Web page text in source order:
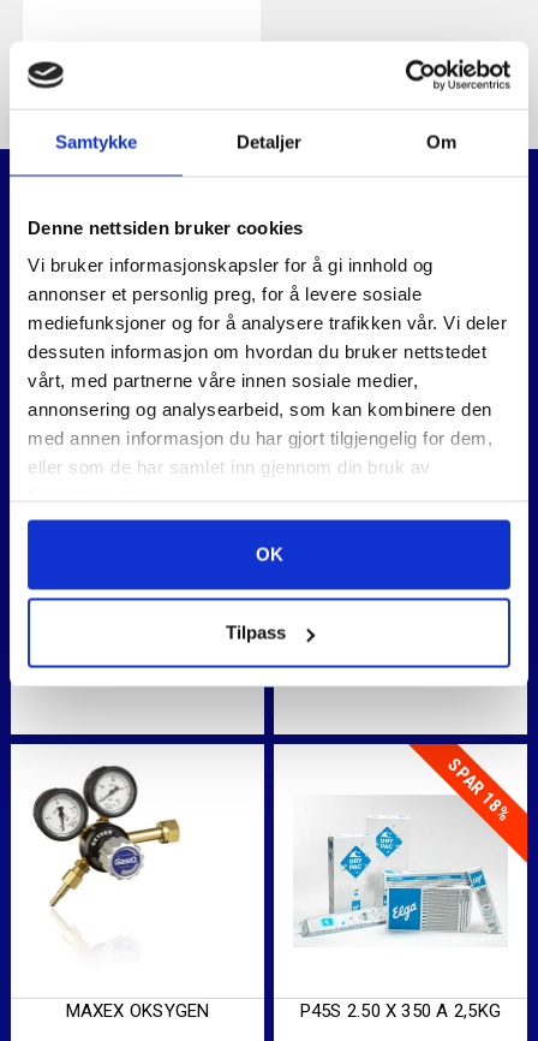
Samtykke Detaljer Om
Denne nettsiden bruker cookies
Vi bruker informasjonskapsler for å gi innhold og
annonser et personlig preg, for å levere sosiale
mediefunksjoner og for å analysere trafikken vår. Vi deler
dessuten informasjon om hvordan du bruker nettstedet
vårt, med partnerne våre innen sosiale medier,
annonsering og analysearbeid, som kan kombinere den
med annen informasjon du har gjort tilgjengelig for dem,
eller som de har samlet inn gjennom din bruk av
OK
Tilpass
Relaterte produkter
MAXEX OKSYGEN
SPAR 18%
P45S 2.50 X 350 A 2,5KG